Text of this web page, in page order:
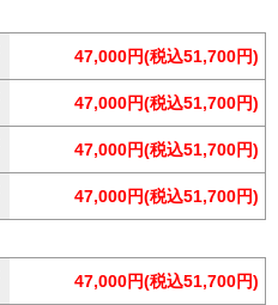
47,000円(税込51,700円)
47,000円(税込51,700円)
47,000円(税込51,700円)
47,000円(税込51,700円)
47,000円(税込51,700円)